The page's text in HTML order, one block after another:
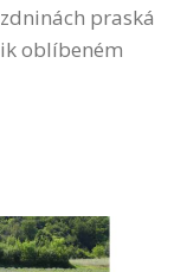
praská
oblíbeném